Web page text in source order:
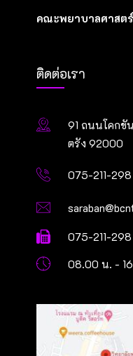
คณะพยาบาลศาสต
ติดต่อเรา
91 ถนนโคกขั
ตรัง 92000
075-211-
075-211-
08.00 น. -